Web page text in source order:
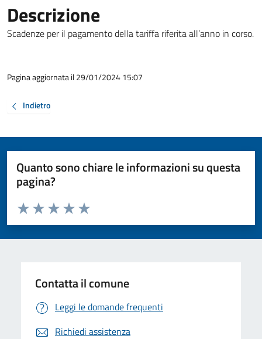
Descrizione
Scadenze per il pagamento della tariffa riferita all’anno in corso.
Pagina aggiornata il 29/01/2024 15:07
Indietro
Quanto sono chiare le informazioni su questa
pagina?
Valuta da 1 a 5 stelle la pagina
Valuta 5 stelle su 5
Valuta 4 stelle su 5
Valuta 3 stelle su 5
Valuta 2 stelle su 5
Valuta 1 stelle su 5
Contatta il comune
Leggi le domande frequenti
Richiedi assistenza